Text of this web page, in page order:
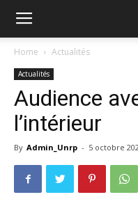
UNRP
Home Actualités
Actualités
Audience
l’intérieur
By Admin_Unrp - 5 octobre